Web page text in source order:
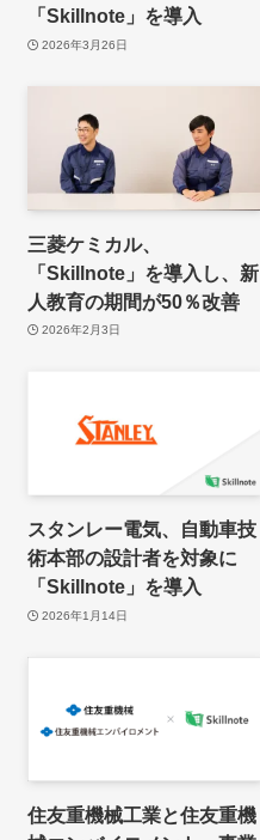
「Skillnote」を導入
2026年3月26日
三菱ケミカル、
「Skillnote」を導入し、新
人教育の期間が50％改善
2026年2月3日
スタンレー電気、自動車技
術本部の設計者を対象に
「Skillnote」を導入
2026年1月14日
住友重機械工業と住友重機